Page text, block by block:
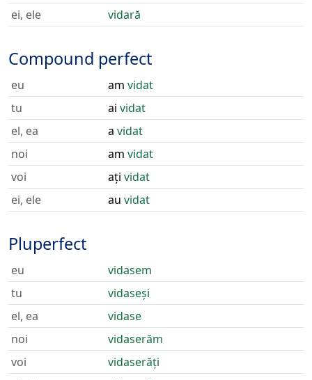
ei, ele
vidară
Compound perfect
eu am vidat
tu
ai vidat
el, ea
a vidat
noi
am vidat
voi
ați vidat
ei, ele
au vidat
Pluperfect
eu
vidasem
tu
vidaseși
el, ea
vidase
noi
vidaserăm
voi
vidaserăți